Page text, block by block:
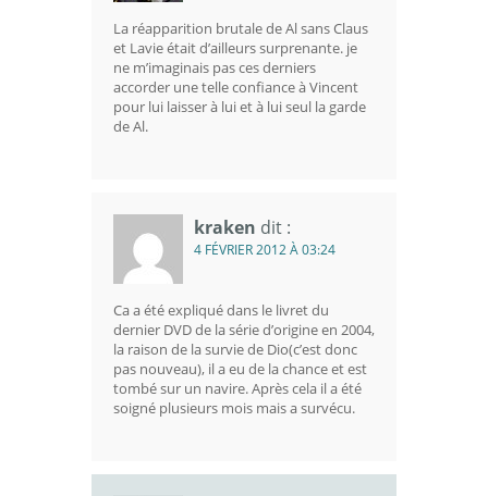
La réapparition brutale de Al sans Claus
et Lavie était d’ailleurs surprenante. je
ne m’imaginais pas ces derniers
accorder une telle confiance à Vincent
pour lui laisser à lui et à lui seul la garde
de Al.
kraken dit :
4 FÉVRIER 2012 À 03:24
Ca a été expliqué dans le livret du
dernier DVD de la série d’origine en 2004,
la raison de la survie de Dio(c’est donc
pas nouveau), il a eu de la chance et est
tombé sur un navire. Après cela il a été
soigné plusieurs mois mais a survécu.